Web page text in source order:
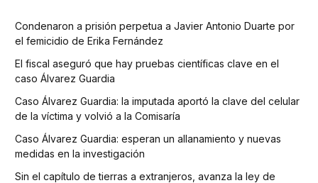
Condenaron a prisión perpetua a Javier Antonio Duarte por
el femicidio de Erika Fernández
El fiscal aseguró que hay pruebas científicas clave en el
caso Álvarez Guardia
Caso Álvarez Guardia: la imputada aportó la clave del celular
de la víctima y volvió a la Comisaría
Caso Álvarez Guardia: esperan un allanamiento y nuevas
medidas en la investigación
Sin el capítulo de tierras a extranjeros, avanza la ley de